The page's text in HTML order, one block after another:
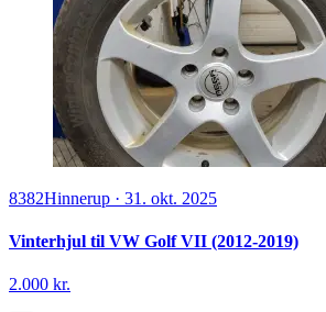
8382Hinnerup · 31. okt. 2025
Vinterhjul til VW Golf VII (2012-2019)
2.000 kr.